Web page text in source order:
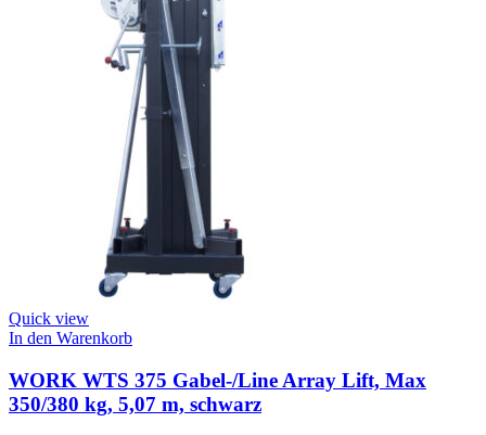
Quick view
In den Warenkorb
WORK WTS 375 Gabel-/Line Array Lift, Max
350/380 kg, 5,07 m, schwarz